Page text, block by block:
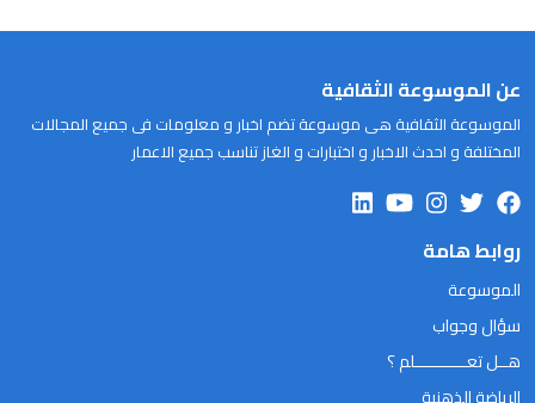
عن الموسوعة الثقافية
الموسوعة الثقافية هى موسوعة تضم اخبار و معلومات فى جميع المجالات
المختلفة و احدث الاخبار و اختبارات و الغاز تناسب جميع الاعمار
روابط هامة
الموسوعة
سؤال وجواب
هــل تعـــــــــــلم ؟